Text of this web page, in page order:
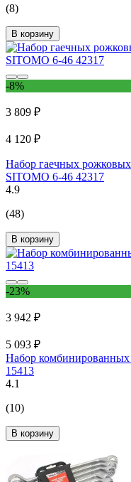
(8)
В корзину
-8%
3 809 ₽
4 120 ₽
Набор гаечных
SITOMO 6-46 42317
4.9
(48)
В корзину
-23%
3 942 ₽
5 093 ₽
Набор
15413
4.1
(10)
В корзину